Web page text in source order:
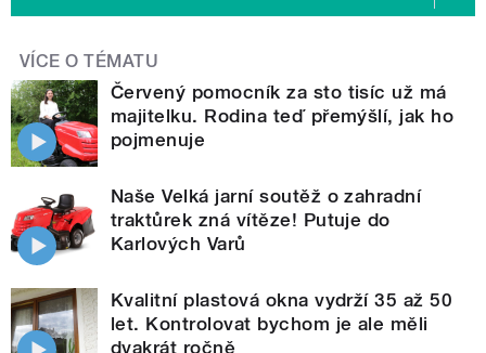
VÍCE O TÉMATU
Červený pomocník za sto tisíc už má
majitelku. Rodina teď přemýšlí, jak ho
pojmenuje
Naše Velká jarní soutěž o zahradní
traktůrek zná vítěze! Putuje do
Karlových Varů
Kvalitní plastová okna vydrží 35 až 50
let. Kontrolovat bychom je ale měli
dvakrát ročně